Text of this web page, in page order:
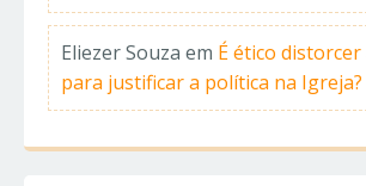
Eliezer Souza em É ético
para justificar a política na Igreja?